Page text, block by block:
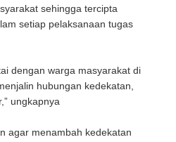
sehingga tercipta
setiap pelaksanaan tugas
dengan warga masyarakat di
hubungan kedekatan,
ungkapnya
agar menambah kedekatan